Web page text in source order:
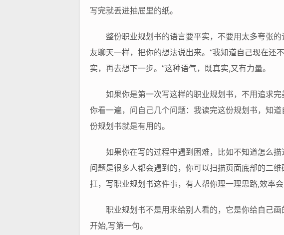
写完就丢进抽屉里的纸。
整份职业规划书的语言要平实，不要用太多夸张
友聊天一样，把你的想法说出来。“我知道自己现在还
实，再去想下一步。”这种语气，既真实,又有力量。
如果你是第一次写这样的职业规划书，不用追求
你看一遍，问自己几个问题：我读完这份规划书，知
份规划书就是有用的。
如果你在写的过程中遇到困难，比如不知道怎么
问题是很多人都会遇到的，你可以扫描页面底部的二
扛，写职业规划书这件事，有人帮你理一理思路,效率会
职业规划书不是用来给别人看的，它是你给自己
开始,写第一句。